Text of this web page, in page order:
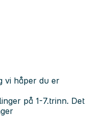
vi håper du er
på 1-7.trinn. Det